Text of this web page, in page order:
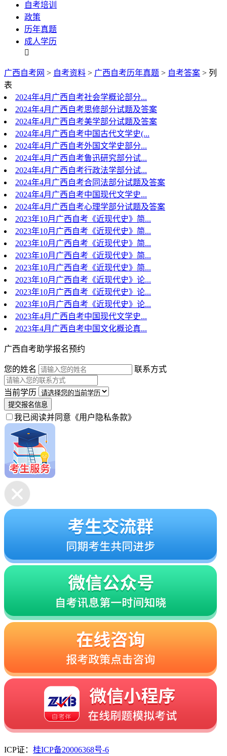
自考培训
政策
历年真题
成人学历

广西自考网 > 自考资料 > 广西自考历年真题 > 自考答案 > 列
表
2024年4月广西自考社会学概论部分...
2024年4月广西自考思修部分试题及答案
2024年4月广西自考美学部分试题及答案
2024年4月广西自考中国古代文学史(...
2024年4月广西自考外国文学史部分...
2024年4月广西自考鲁迅研究部分试...
2024年4月广西自考行政法学部分试...
2024年4月广西自考合同法部分试题及答案
2024年4月广西自考中国现代文学史...
2024年4月广西自考心理学部分试题及答案
2023年10月广西自考《近现代史》简...
2023年10月广西自考《近现代史》简...
2023年10月广西自考《近现代史》简...
2023年10月广西自考《近现代史》简...
2023年10月广西自考《近现代史》简...
2023年10月广西自考《近现代史》论...
2023年10月广西自考《近现代史》论...
2023年10月广西自考《近现代史》论...
2023年4月广西自考中国现代文学史...
2023年4月广西自考中国文化概论真...
广西自考助学报名预约
您的姓名 联系方式
当前学历
提交报名信息
我已阅读并同意 《用户隐私条款》
ICP证： 桂ICP备20006368号-6